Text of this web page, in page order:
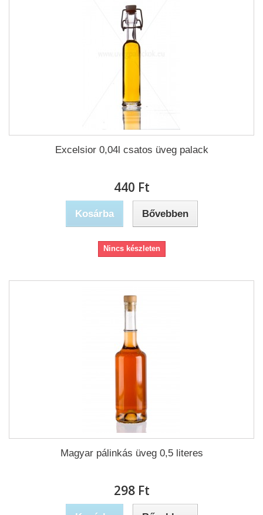
Excelsior 0,04l csatos üveg palack
440 Ft‎
Kosárba Bővebben
Nincs készleten
Magyar pálinkás üveg 0,5 literes
298 Ft‎